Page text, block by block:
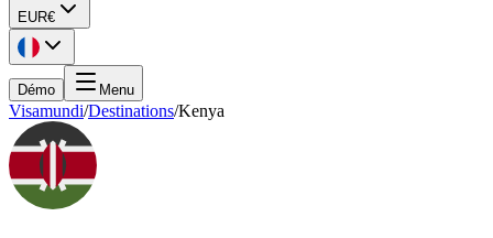
EUR€
Démo Menu
Visamundi/Destinations/Kenya